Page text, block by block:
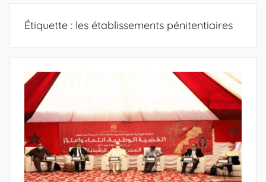
Sahara
révéléeÉtiquette : les établissements pénitentiaires